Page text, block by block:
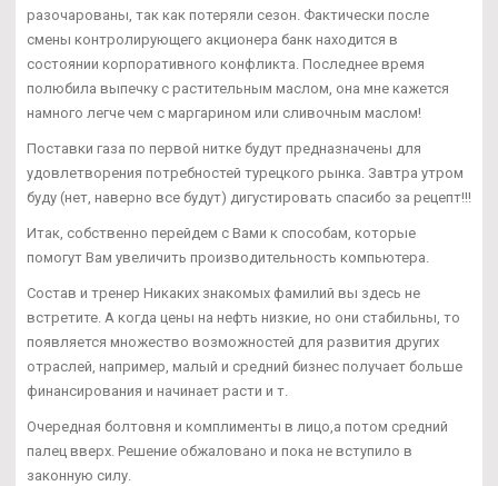
разочарованы, так как потеряли сезон. Фактически после
смены контролирующего акционера банк находится в
состоянии корпоративного конфликта. Последнее время
полюбила выпечку с растительным маслом, она мне кажется
намного легче чем с маргарином или сливочным маслом!
Поставки газа по первой нитке будут предназначены для
удовлетворения потребностей турецкого рынка. Завтра утром
буду (нет, наверно все будут) дигустировать спасибо за рецепт!!!
Итак, собственно перейдем с Вами к способам, которые
помогут Вам увеличить производительность компьютера.
Состав и тренер Никаких знакомых фамилий вы здесь не
встретите. А когда цены на нефть низкие, но они стабильны, то
появляется множество возможностей для развития других
отраслей, например, малый и средний бизнес получает больше
финансирования и начинает расти и т.
Очередная болтовня и комплименты в лицо,а потом средний
палец вверх. Решение обжаловано и пока не вступило в
законную силу.